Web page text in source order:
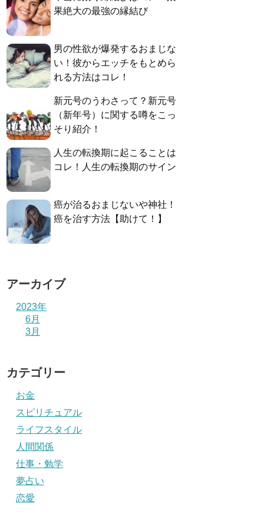
果絶大の最強の縁結び
男の性欲が爆発するおまじな
い！彼からエッチをもとめら
れる方法はコレ！
新元号のうわさって？新元号
（新年号）に関する噂をこっ
そり紹介！
人生の転換期に起こることは
コレ！人生の転換期のサイン
癌が治るおまじないや神社！
癌を治す方法【助けて！】
アーカイブ
2023年
6月
3月
カテゴリー
お金
スピリチュアル
ライフスタイル
人間関係
仕事・勉学
夢占い
恋愛